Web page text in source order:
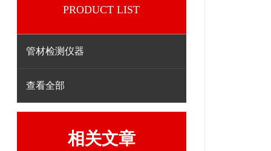
PRODUCT LIST
管材检测仪器
查看全部
相关文章